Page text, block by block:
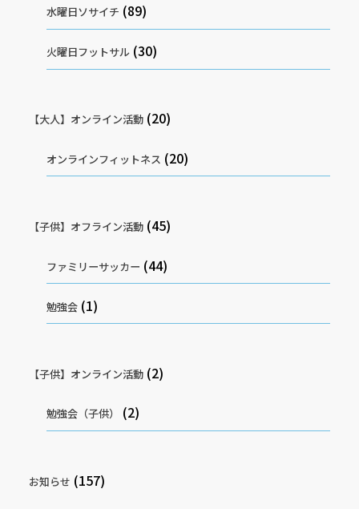
水曜日ソサイチ (89)
火曜日フットサル (30)
【大人】オンライン活動(20)
オンラインフィットネス (20)
【子供】オフライン活動(45)
ファミリーサッカー (44)
勉強会 (1)
【子供】オンライン活動(2)
勉強会（子供） (2)
お知らせ (157)